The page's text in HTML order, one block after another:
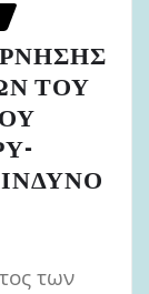
ΤΟΥ
των